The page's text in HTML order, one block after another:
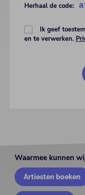
Herhaal de code:
Ik geef
en te verwerken.
Waarmee kunnen
Artiesten boeken